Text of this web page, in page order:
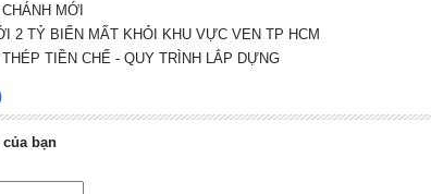
MỚI
2 TỶ BIẾN MẤT KHỎI KHU VỰC VEN TP HCM
THÉP TIỀN CHẾ - QUY TRÌNH LẮP DỰNG
bạn